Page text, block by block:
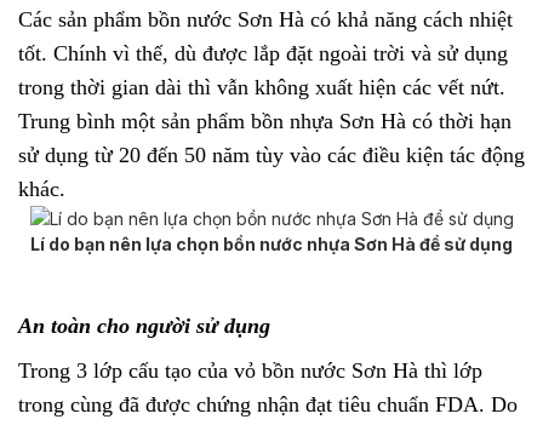
Các sản phẩm bồn nước Sơn Hà có khả năng cách nhiệt
tốt. Chính vì thế, dù được lắp đặt ngoài trời và sử dụng
trong thời gian dài thì vẫn không xuất hiện các vết nứt.
Trung bình một sản phẩm bồn nhựa Sơn Hà có thời hạn
sử dụng từ 20 đến 50 năm tùy vào các điều kiện tác động
khác.
Lí do bạn nên lựa chọn bồn nước nhựa Sơn Hà để sử dụng
An toàn cho người sử dụng
Trong 3 lớp cấu tạo của vỏ bồn nước Sơn Hà thì lớp
trong cùng đã được chứng nhận đạt tiêu chuẩn FDA. Do